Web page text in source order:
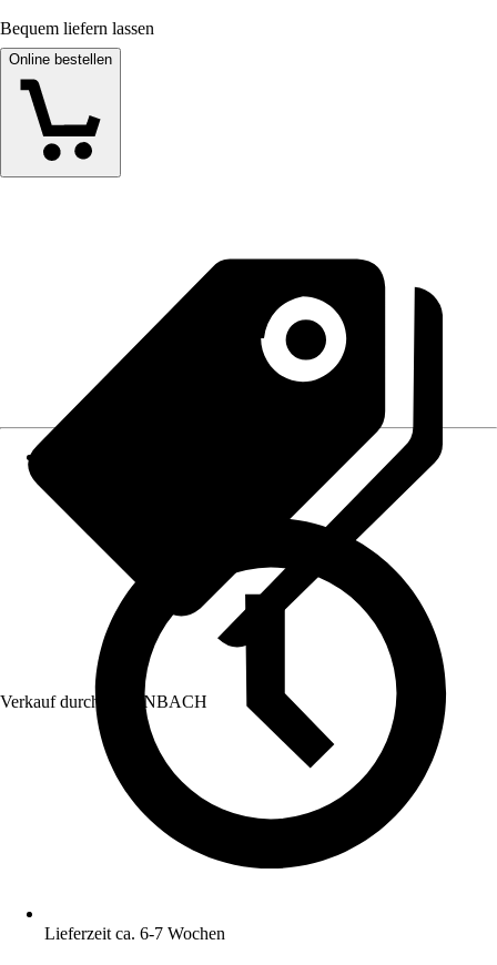
Bequem liefern lassen
Online bestellen
Verkauf durch: HORNBACH
Lieferzeit ca. 6-7 Wochen